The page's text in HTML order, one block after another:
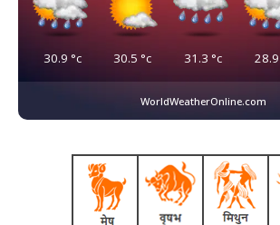
30.9 °c 30.5 °c 31.3 °c 28.9
WorldWeatherOnline.com